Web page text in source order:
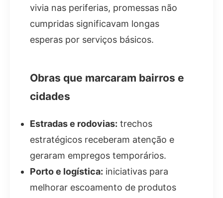
vivia nas periferias, promessas não
cumpridas significavam longas
esperas por serviços básicos.
Obras que marcaram bairros e
cidades
Estradas e rodovias: trechos
estratégicos receberam atenção e
geraram empregos temporários.
Porto e logística: iniciativas para
melhorar escoamento de produtos